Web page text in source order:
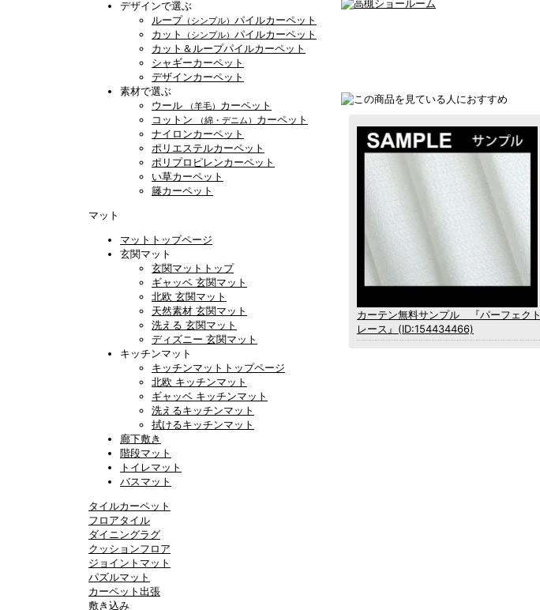
デザインで選ぶ
ループ （シンプル） パイルカーペット
カット
（シンプル） パイルカーペット
カット＆ループパイルカーペット
シャギーカーペット
デザインカーペット
素材で選ぶ
ウール
（羊毛） カーペット
コットン
（綿・デニム） カーペット
ナイロンカーペット
ポリエステルカーペット
ポリプロピレンカーペット
い草カーペット
籐カーペット
マット
マットトップページ
玄関マット
玄関マットトップ
ギャッベ 玄関マット
北欧 玄関マット
天然素材 玄関マット
洗える 玄関マット
ディズニー 玄関マット
キッチンマット
キッチンマットトップページ
北欧 キッチンマット
ギャッベ キッチンマット
洗えるキッチンマット
拭けるキッチンマット
廊下敷き
階段マット
トイレマット
バスマット
タイルカーペット
フロアタイル
ダイニングラグ
クッションフロア
ジョイントマット
パズルマット
カーペット出張
敷き込み
カーテン無料サンプル 『パーフェクト
レース』(ID:154434466)